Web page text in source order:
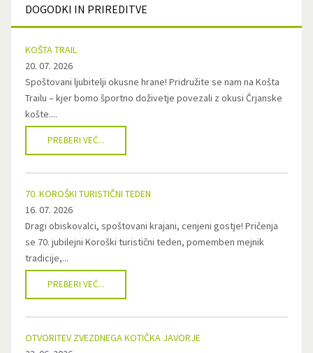
DOGODKI IN PRIREDITVE
KOŠTA TRAIL
20. 07. 2026
Spoštovani ljubitelji okusne hrane! Pridružite se nam na Košta
Trailu – kjer bomo športno doživetje povezali z okusi Črjanske
košte....
PREBERI VEČ...
70. KOROŠKI TURISTIČNI TEDEN
16. 07. 2026
Dragi obiskovalci, spoštovani krajani, cenjeni gostje! Pričenja
se 70. jubilejni Koroški turistični teden, pomemben mejnik
tradicije,...
PREBERI VEČ...
OTVORITEV ZVEZDNEGA KOTIČKA JAVORJE